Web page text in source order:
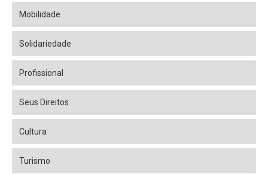
Mobilidade
Solidariedade
Profissional
Seus Direitos
Cultura
Turismo